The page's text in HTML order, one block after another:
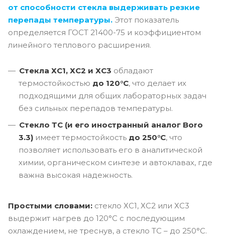
от способности стекла выдерживать резкие
перепады температуры. Этот показатель
определяется ГОСТ 21400-75 и коэффициентом
линейного теплового расширения.
Стекла ХС1, ХС2 и ХС3 обладают
термостойкостью до 120°C, что делает их
подходящими для общих лабораторных задач
без сильных перепадов температуры.
Стекло ТС (и его иностранный аналог Boro
3.3) имеет термостойкость до 250°C, что
позволяет использовать его в аналитической
химии, органическом синтезе и автоклавах, где
важна высокая надежность.
Простыми словами: стекло ХС1, ХС2 или ХС3
выдержит нагрев до 120°C с последующим
охлаждением, не треснув, а стекло ТС – до 250°C.